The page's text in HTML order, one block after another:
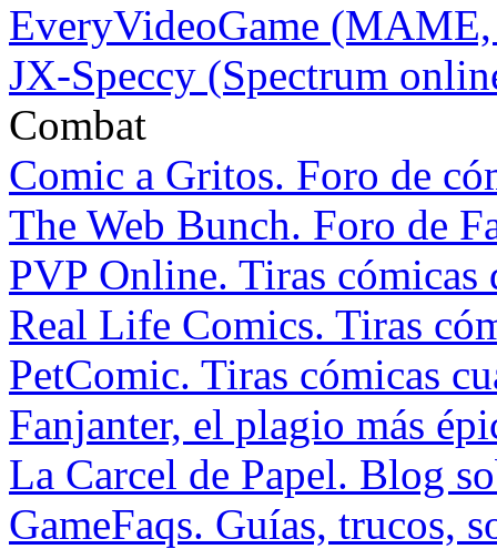
EveryVideoGame
JX-Speccy (Spectrum
Combat
Comic a Gritos. Foro de
The Web Bunch. Foro de
PVP Online. Tiras cómicas
Real Life Comics. Tiras
PetComic. Tiras cómicas
Fanjanter, el plagio más
La Carcel de Papel. Blog
GameFaqs. Guías, trucos,